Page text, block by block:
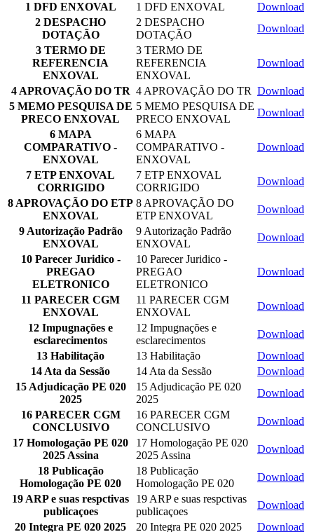
1 DFD ENXOVAL 1 DFD ENXOVAL
Download
2 DESPACHO
DOTAÇÃO
2 DESPACHO
DOTAÇÃO
Download
3 TERMO DE
REFERENCIA
ENXOVAL
3 TERMO DE
REFERENCIA
ENXOVAL
Download
4 APROVAÇÃO DO TR 4 APROVAÇÃO DO TR Download
5 MEMO PESQUISA DE
PRECO ENXOVAL
5 MEMO PESQUISA DE
PRECO ENXOVAL
Download
6 MAPA
COMPARATIVO -
ENXOVAL
6 MAPA
COMPARATIVO -
ENXOVAL
Download
7 ETP ENXOVAL
CORRIGIDO
7 ETP ENXOVAL
CORRIGIDO
Download
8 APROVAÇÃO DO ETP
ENXOVAL
8 APROVAÇÃO DO
ETP ENXOVAL
Download
9 Autorização Padrão
ENXOVAL
9 Autorização Padrão
ENXOVAL
Download
10 Parecer Juridico -
PREGAO
ELETRONICO
10 Parecer Juridico -
PREGAO
ELETRONICO
Download
11 PARECER CGM
ENXOVAL
11 PARECER CGM
ENXOVAL
Download
12 Impugnações e
esclarecimentos
12 Impugnações e
esclarecimentos
Download
13 Habilitação
13 Habilitação
Download
14 Ata da Sessão
14 Ata da Sessão
Download
15 Adjudicação PE 020
2025
15 Adjudicação PE 020
2025
Download
16 PARECER CGM
CONCLUSIVO
16 PARECER CGM
CONCLUSIVO
Download
17 Homologação PE 020
2025 Assina
17 Homologação PE 020
2025 Assina
Download
18 Publicação
Homologação PE 020
18 Publicação
Homologação PE 020
Download
19 ARP e suas respctivas
publicaçoes
19 ARP e suas respctivas
publicaçoes
Download
20 Integra PE 020 2025
20 Integra PE 020 2025 Download